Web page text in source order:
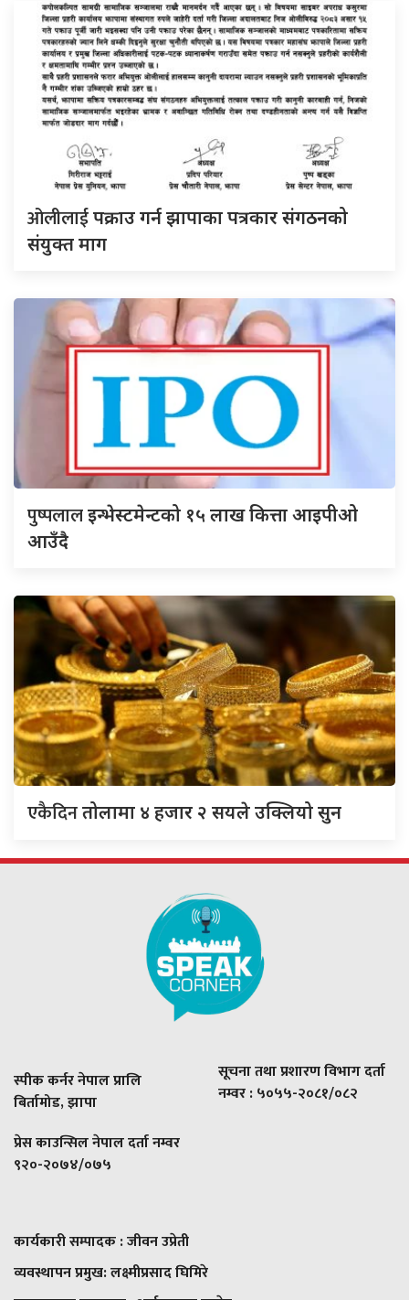
ओलीलाईपक्राउ गर्न झापाका पत्रकार संगठनको
संयुक्त माग
पुष्पलालइन्भेस्टमेन्टको १५ लाख कित्ता आइपीओ
आउँदै
एकैदिनतोलामा ४ हजार २ सयले उक्लियो सुन
स्पीक कर्नर नेपाल प्रालि
बिर्तामोड, झापा
प्रेस काउन्सिल नेपाल दर्ता नम्वर
९२०-२०७४/०७५
सूचना तथा प्रशारण विभाग दर्ता
नम्वर : ५०५५-२०८१/०८२
कार्यकारी सम्पादक : जीवन उप्रेती
व्यवस्थापन प्रमुख:लक्ष्मीप्रसाद घिमिरे